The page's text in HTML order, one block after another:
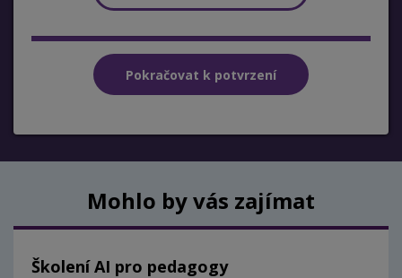
Mohlo by vás zajímat
Školení AI pro pedagogy